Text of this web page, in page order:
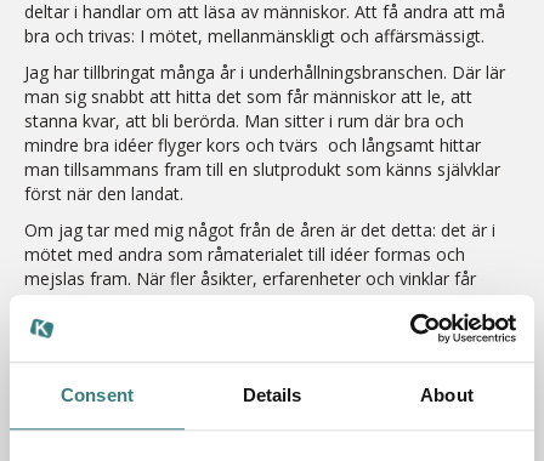
Consent Details About
deltar i handlar om att läsa av människor. Att få andra att må
bra och trivas: I mötet, mellanmänskligt och affärsmässigt.
Jag har tillbringat många år i underhållningsbranschen. Där lär
man sig snabbt att hitta det som får människor att le, att
stanna kvar, att bli berörda. Man sitter i rum där bra och
mindre bra idéer flyger kors och tvärs och långsamt hittar
man tillsammans fram till en slutprodukt som känns självklar
först när den landat.
Om jag tar med mig något från de åren är det detta: det är i
mötet med andra som råmaterialet till idéer formas och
mejslas fram. När fler åsikter, erfarenheter och vinklar får
samspela blir resultatet bäst. Inte genom att sitta ensam och
försöka pressa fram något på ren gissning. Det är i alla fall min
Därför tror jag inte att AI tar över mitt jobb. Det blir ett av
lika mycket som vi behöver trivsel och kreativitet för att göra